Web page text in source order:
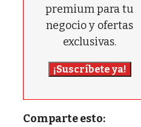
premium para tu
negocio y ofertas
exclusivas.
¡Suscríbete ya!
Comparte esto: